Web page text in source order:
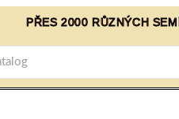
PŘES 2000 RŮZNÝCH